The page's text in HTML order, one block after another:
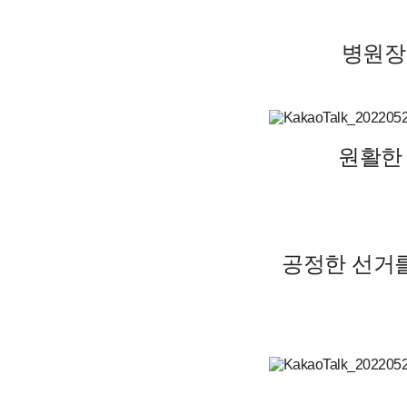
병원
원활
공정한 선거